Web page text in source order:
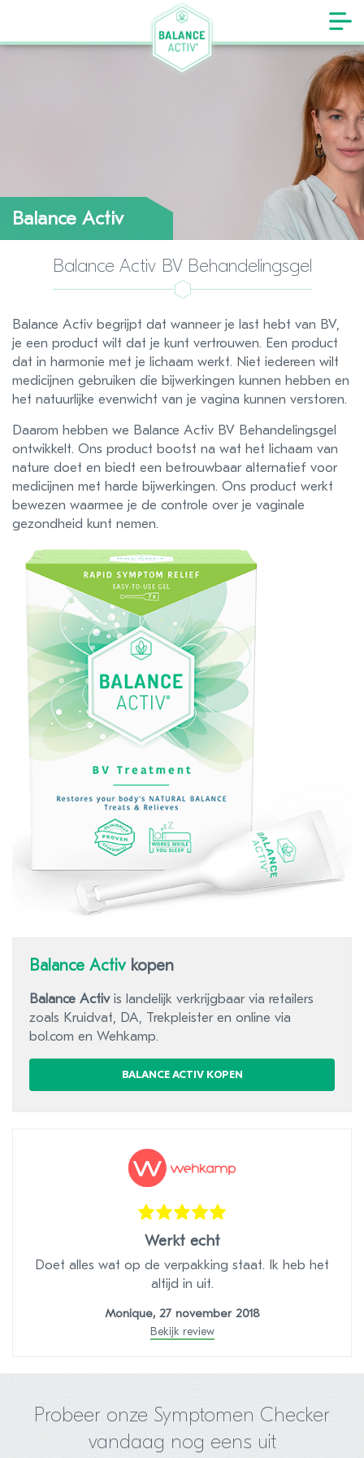
Balance Activ
Balance Activ BV Behandelingsgel
Balance Activ begrijpt dat wanneer je last hebt van BV,
je een product wilt dat je kunt vertrouwen. Een product
dat in harmonie met je lichaam werkt. Niet iedereen wilt
medicijnen gebruiken die bijwerkingen kunnen hebben en
het natuurlijke evenwicht van je vagina kunnen verstoren.
Daarom hebben we Balance Activ BV Behandelingsgel
ontwikkelt. Ons product bootst na wat het lichaam van
nature doet en biedt een betrouwbaar alternatief voor
medicijnen met harde bijwerkingen. Ons product werkt
bewezen waarmee je de controle over je vaginale
gezondheid kunt nemen.
Balance Activkopen
Balance Activis landelijk verkrijgbaar via retailers
zoals Kruidvat, DA, Trekpleister en online via
bol.com en Wehkamp.
BALANCE ACTIV KOPEN
Werkt echt
Doet alles wat op de verpakking staat. Ik heb het
altijd in uit.
Monique, 27 november 2018
Bekijk review
Probeer onze Symptomen Checker
vandaag nog eens uit